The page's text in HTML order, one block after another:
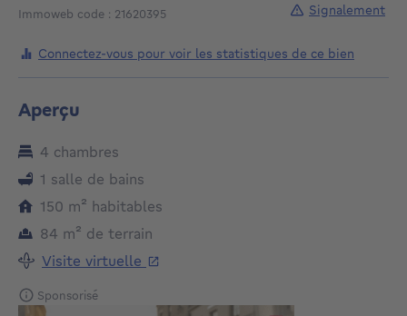
Immoweb code : 21620395
Connectez-vous pour voir les statistiques de ce bien
Signalement
Aperçu
4 chambres
1 salle de bains
150 m² mètres carrés
habitables
84 m² mètres carrés
de terrain
Visite virtuelle
Sponsorisé